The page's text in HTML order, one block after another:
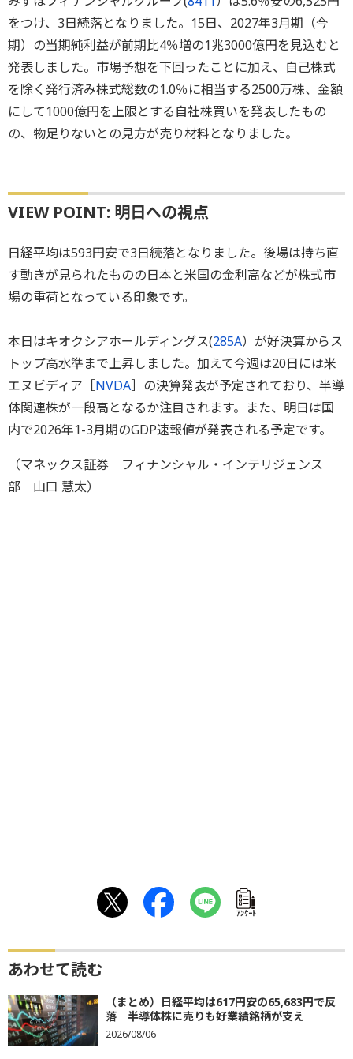
をつけ、3日続落となりました。15日、2027年3月期（今
期）の当期純利益が前期比4％増の1兆3000億円を見込むと
発表しました。市場予想を下回ったことに加え、自己株式
を除く発行済み株式総数の1.0％に相当する2500万株、金額
にして1000億円を上限とする自社株買いを発表したもの
の、物足りないとの見方が売り材料となりました。
VIEW POINT: 明日への視点
日経平均は593円安で3日続落となりました。後場は持ち直
す動きが見られたものの日本と米国の金利高などが株式市
場の重荷となっている印象です。
本日はキオクシアホールディングス(285A）が好決算からス
トップ高水準まで上昇しました。加えて今週は20日には米
エヌビディア［NVDA］の決算発表が予定されており、半導
体関連株が一段高となるか注目されます。また、明日は国
内で2026年1-3月期のGDP速報値が発表される予定です。
（マネックス証券 フィナンシャル・インテリジェンス
部 山口 慧太）
ｱﾝｹｰﾄ
あわせて読む
（まとめ）日経平均は617円安の65,683円で反
落 半導体株に売りも好業績銘柄が支え
2026/08/06